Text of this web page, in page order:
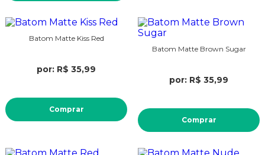
Batom Matte Kiss Red
por: R$ 35,99
Comprar
Batom Matte Brown Sugar
por: R$ 35,99
Comprar